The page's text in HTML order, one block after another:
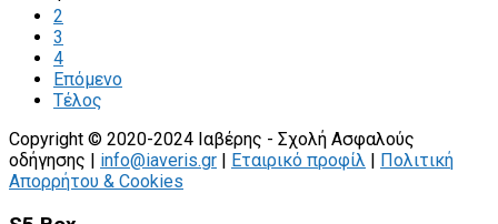
2
3
4
Επόμενο
Τέλος
Copyright © 2020-2024 Ιαβέρης - Σχολή Ασφαλούς
οδήγησης | info@iaveris.gr | Εταιρικό προφίλ | Πολιτική
Απορρήτου & Cookies